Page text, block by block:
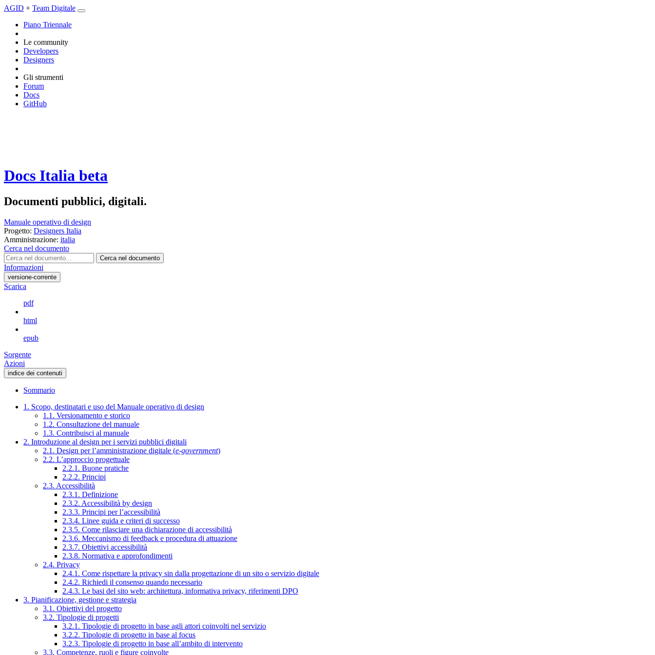
AGID + Team Digitale
Piano Triennale
Le community
Developers
Designers
Gli strumenti
Forum
Docs
GitHub
Docs Italia beta
Documenti pubblici, digitali.
Manuale operativo di design
Progetto: Designers Italia
Amministrazione: italia
Cerca nel documento
Cerca nel documento
Informazioni
versione-corrente
Scarica
pdf
html
epub
Sorgente
Azioni
indice dei contenuti
Sommario
1. Scopo, destinatari e uso del Manuale operativo di design
1.1. Versionamento e storico
1.2. Consultazione del manuale
1.3. Contribuisci al manuale
2. Introduzione al design per i servizi pubblici digitali
2.1. Design per l’amministrazione digitale (e-government)
2.2. L’approccio progettuale
2.2.1. Buone pratiche
2.2.2. Principi
2.3. Accessibilità
2.3.1. Definizione
2.3.2. Accessibilità by design
2.3.3. Principi per l’accessibilità
2.3.4. Linee guida e criteri di successo
2.3.5. Come rilasciare una dichiarazione di accessibilità
2.3.6. Meccanismo di feedback e procedura di attuazione
2.3.7. Obiettivi accessibilità
2.3.8. Normativa e approfondimenti
2.4. Privacy
2.4.1. Come rispettare la privacy sin dalla progettazione di un sito o servizio digitale
2.4.2. Richiedi il consenso quando necessario
2.4.3. Le basi del sito web: architettura, informativa privacy, riferimenti DPO
3. Pianificazione, gestione e strategia
3.1. Obiettivi del progetto
3.2. Tipologie di progetti
3.2.1. Tipologie di progetto in base agli attori coinvolti nel servizio
3.2.2. Tipologie di progetto in base al focus
3.2.3. Tipologie di progetto in base all’ambito di intervento
3.3. Competenze, ruoli e figure coinvolte